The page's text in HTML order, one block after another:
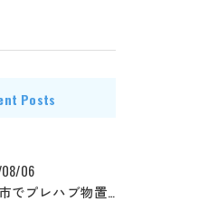
Posts
06
🏚️新潟市でプレハブ物置の解体・撤去ご依頼が増えています📈